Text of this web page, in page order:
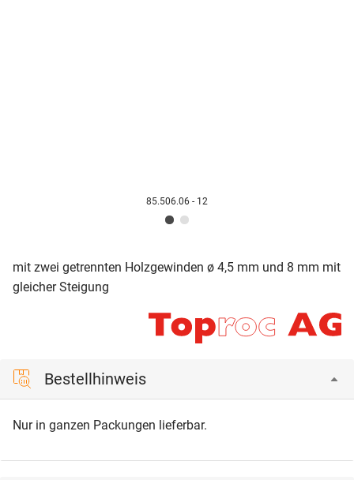
85.506.06 - 12
mit zwei getrennten Holzgewinden ø 4,5 mm und 8 mm mit
gleicher Steigung
Bestellhinweis
Nur in ganzen Packungen lieferbar.